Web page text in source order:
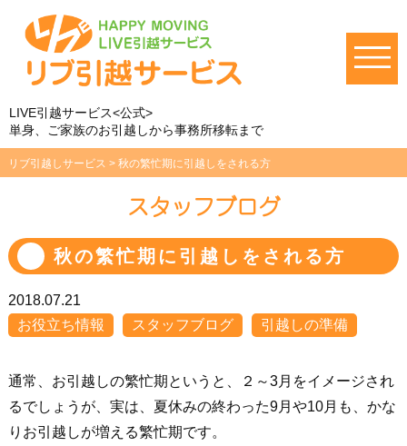
LIVE引越サービス<公式>
単身、ご家族のお引越しから事務所移転まで
リブ引越しサービス > 秋の繁忙期に引越しをされる方
スタッフブログ
秋の繁忙期に引越しをされる方
2018.07.21
お役立ち情報
スタッフブログ 引越しの準備
通常、お引越しの繁忙期というと、２～3月をイメージされ
るでしょうが、実は、夏休みの終わった9月や10月も、かな
りお引越しが増える繁忙期です。